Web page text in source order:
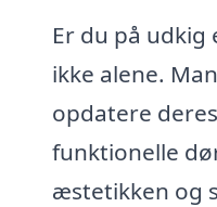
Er du på udkig
ikke alene.
opdatere
funktionelle
æstetikken og